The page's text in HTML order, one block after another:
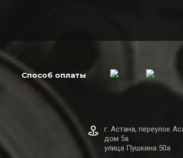
Способ оплаты
г. Астана, переулок
дом 5а
улица Пушкина 50а